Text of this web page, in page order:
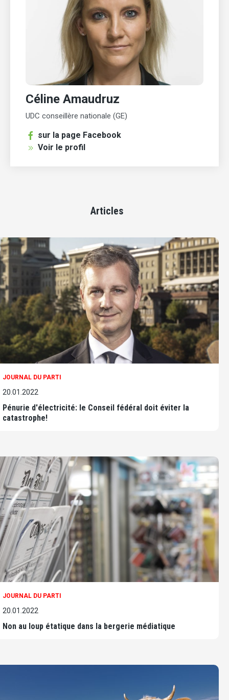
Céline Amaudruz
UDC conseillère nationale (GE)
sur la page Facebook
Voir le profil
Articles
JOURNAL DU PARTI
20.01.2022
Pénurie d'électricité: le Conseil fédéral doit éviter la
catastrophe!
JOURNAL DU PARTI
20.01.2022
Non au loup étatique dans la bergerie médiatique